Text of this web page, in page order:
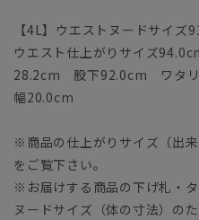
【4L】ウエストヌードサイズ
ウエスト仕上がりサイズ
28.2cm 股下92.0cm ワタ
幅20.0cm
※商品の仕上がりサイズ（出
をご覧下さい。
※お届けする商品の下げ札・
ヌードサイズ（体の寸法）の